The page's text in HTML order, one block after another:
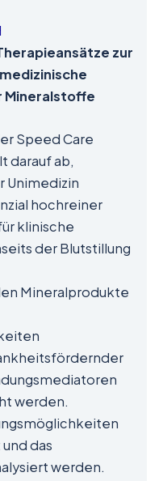
zur
Mineralstoffe
Speed Care
darauf ab,
Unimedizin
hochreiner
klinische
der Blutstillung
Mineralprodukte
werden.
das
werden.